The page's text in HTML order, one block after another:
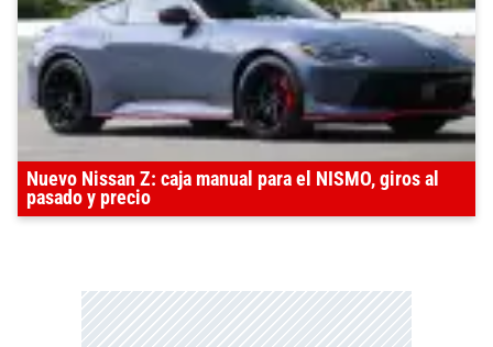
Nuevo Nissan Z: caja manual para el NISMO, giros al
pasado y precio